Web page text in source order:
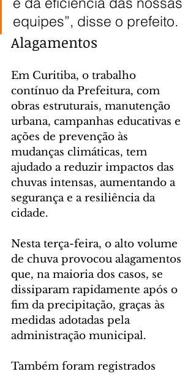
equipes”, disse o prefeito.
Alagamentos
Em Curitiba, o trabalho
contínuo da Prefeitura, com
obras estruturais, manutenção
urbana, campanhas educativas e
ações de prevenção às
mudanças climáticas, tem
ajudado a reduzir impactos das
chuvas intensas, aumentando a
segurança e a resiliência da
cidade.
Nesta terça-feira, o alto volume
de chuva provocou alagamentos
que, na maioria dos casos, se
dissiparam rapidamente após o
fim da precipitação, graças às
medidas adotadas pela
administração municipal.
Também foram registrados